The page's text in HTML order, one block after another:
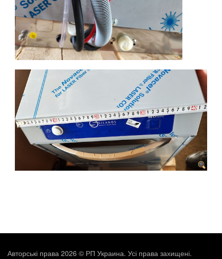
Авторські права 2026 © РП Украина. Усі права захищені.